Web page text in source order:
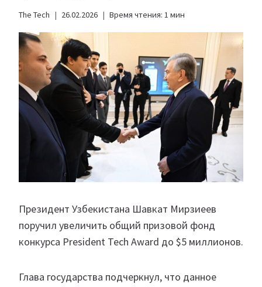
The Tech 26.02.2026 Время чтения: 1 мин
Президент Узбекистана Шавкат Мирзиеев
поручил увеличить общий призовой фонд
конкурса President Tech Award до $5 миллионов.
Глава государства подчеркнул, что данное